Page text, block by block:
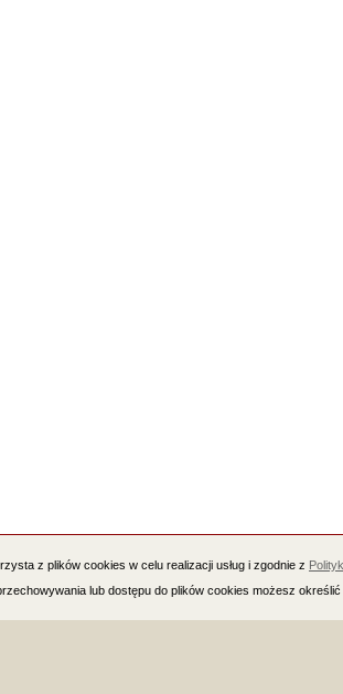
z plików cookies w celu realizacji usług i zgodnie z
lub dostępu do plików cookies możesz